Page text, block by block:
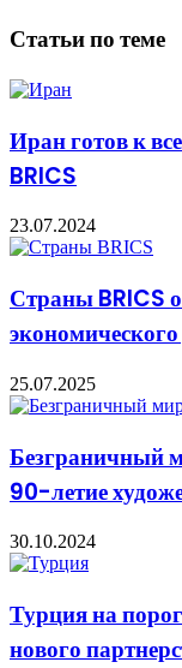
Статьи по теме
Иран готов к
BRICS
23.07.2024
Страны BRICS
25.07.2025
Безграничный
90-летие
30.10.2024
Турция на
нового